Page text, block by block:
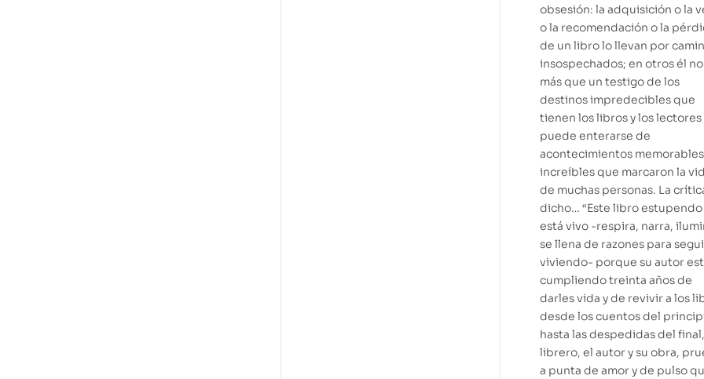
obsesión: la adquisición o la
o la recomendación o la
de un libro lo llevan por
insospechados; en otros él
más que un testigo de los
destinos impredecibles que
tienen los libros y los lectores
puede enterarse de
acontecimientos
increíbles que marcaron la
de muchas personas. La
dicho… “Este libro estupendo
está vivo -respira, narra,
se llena de razones para
viviendo- porque su autor
cumpliendo treinta años de
darles vida y de revivir a los
desde los cuentos del
hasta las despedidas del
librero, el autor y su obra,
a punta de amor y de pulso